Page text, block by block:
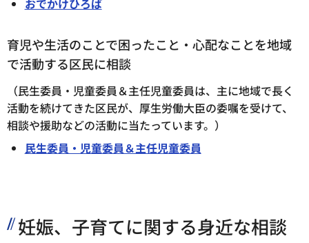
おでかけひろば
育児や生活のことで困ったこと・心配なことを地域
で活動する区民に相談
（民生委員・児童委員＆主任児童委員は、主に地域で長く
活動を続けてきた区民が、厚生労働大臣の委嘱を受けて、
相談や援助などの活動に当たっています。）
民生委員・児童委員＆主任児童委員
妊娠、子育てに関する身近な相談